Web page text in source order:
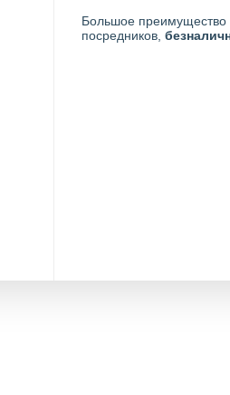
Большое преимущество
посредников,